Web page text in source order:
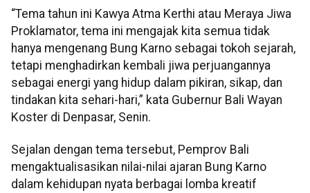
“Tema tahun ini Kawya Atma Kerthi atau Meraya Jiwa
Proklamator, tema ini mengajak kita semua tidak
hanya mengenang Bung Karno sebagai tokoh sejarah,
tetapi menghadirkan kembali jiwa perjuangannya
sebagai energi yang hidup dalam pikiran, sikap, dan
tindakan kita sehari-hari,” kata Gubernur Bali Wayan
Koster di Denpasar, Senin.
Sejalan dengan tema tersebut, Pemprov Bali
mengaktualisasikan nilai-nilai ajaran Bung Karno
dalam kehidupan nyata berbagai lomba kreatif